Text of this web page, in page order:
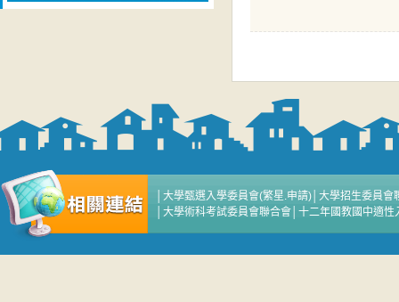
大學甄選入學委員會(繁星.申請) 大學招生委員會
大學術科考試委員會聯合會 十二年國教國中適性